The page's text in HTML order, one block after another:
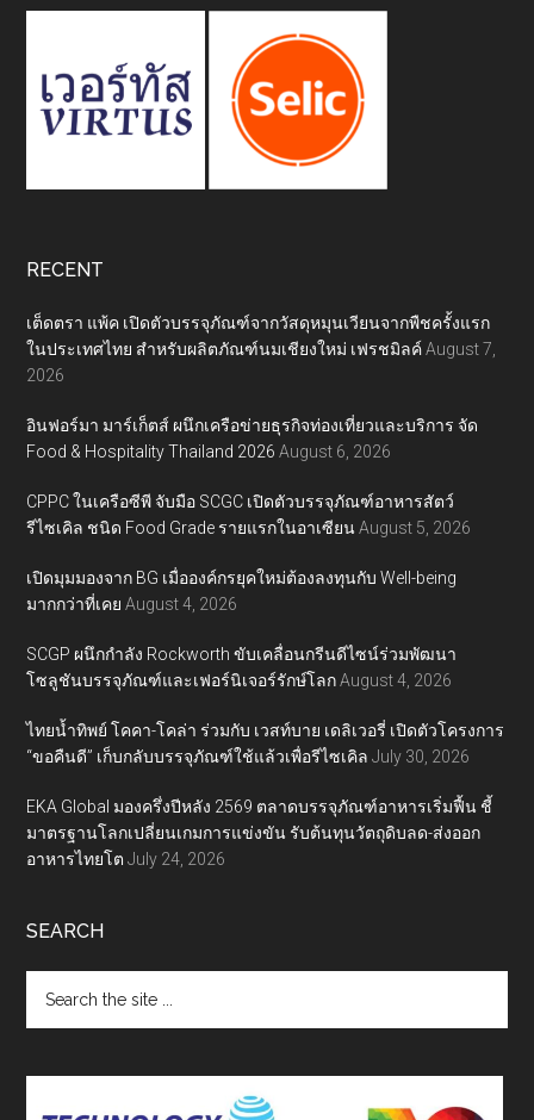
RECENT
เต็ดตรา แพ้ค เปิดตัวบรรจุภัณฑ์จากวัสดุหมุนเวียนจากพืชครั้งแรก
ในประเทศไทย สำหรับผลิตภัณฑ์นมเชียงใหม่ เฟรชมิลค์ August 7,
2026
อินฟอร์มา มาร์เก็ตส์ ผนึกเครือข่ายธุรกิจท่องเที่ยวและบริการ จัด
Food & Hospitality Thailand 2026 August 6, 2026
CPPC ในเครือซีพี จับมือ SCGC เปิดตัวบรรจุภัณฑ์อาหารสัตว์
รีไซเคิล ชนิด Food Grade รายแรกในอาเซียน August 5, 2026
เปิดมุมมองจาก BG เมื่อองค์กรยุคใหม่ต้องลงทุนกับ Well-being
มากกว่าที่เคย August 4, 2026
SCGP ผนึกกำลัง Rockworth ขับเคลื่อนกรีนดีไซน์ร่วมพัฒนา
โซลูชันบรรจุภัณฑ์และเฟอร์นิเจอร์รักษ์โลก August 4, 2026
ไทยน้ำทิพย์ โคคา-โคล่า ร่วมกับ เวสท์บาย เดลิเวอรี่ เปิดตัวโครงการ
“ขอคืนดี” เก็บกลับบรรจุภัณฑ์ใช้แล้วเพื่อรีไซเคิล July 30, 2026
EKA Global มองครึ่งปีหลัง 2569 ตลาดบรรจุภัณฑ์อาหารเริ่มฟื้น ชี้
มาตรฐานโลกเปลี่ยนเกมการแข่งขัน รับต้นทุนวัตถุดิบลด-ส่งออก
อาหารไทยโต July 24, 2026
SEARCH
the